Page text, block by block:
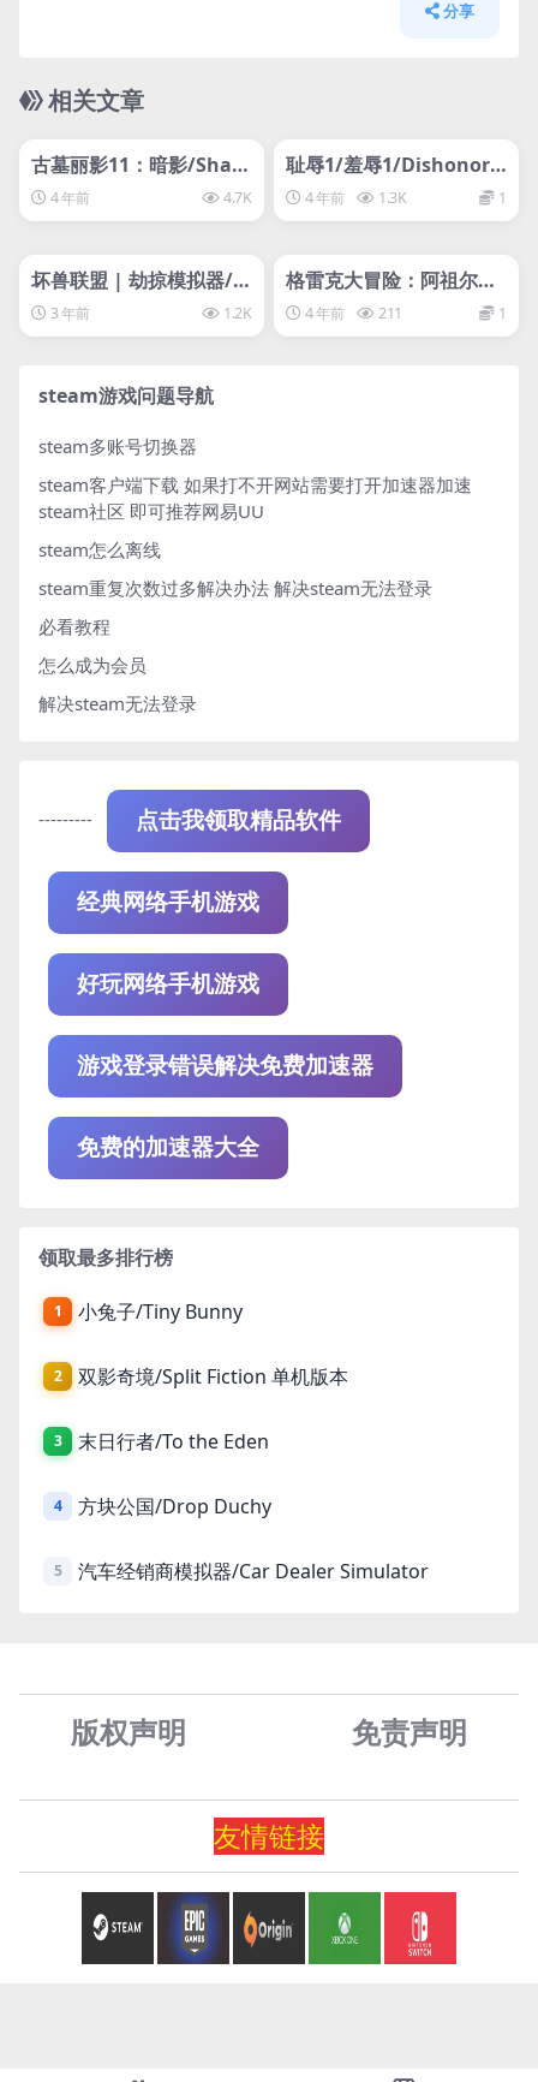
分享
相关文章
svip专属
古墓丽影11：暗影/Shad
ow of the Tomb Raider
古墓丽影暗影
4 年前 4.7K
耻辱1/羞辱1/Dishonore
d 4 年前 1.3K 1
svip专属
坏兽联盟 | 劫掠模拟器/Fi
lthy Animals | Heist Si
mulator Playtest
3 年前 1.2K
svip专属
格雷克大冒险：阿祖尔的
回忆/Greak: Memories
of Azur
4 年前 211 1
steam游戏问题导航
steam多账号切换器
steam客户端下载 如果打不开网站需要打开加速器加速
steam社区 即可推荐网易UU
steam怎么离线
steam重复次数过多解决办法 解决steam无法登录
必看教程
怎么成为会员
解决steam无法登录
--------- 点击我领取精品软件
经典网络手机游戏
好玩网络手机游戏
游戏登录错误解决免费加速器
免费的加速器大全
领取最多排行榜
1 小兔子/Tiny Bunny
2 双影奇境/Split Fiction 单机版本
3 末日行者/To the Eden
4 方块公国/Drop Duchy
5 汽车经销商模拟器/Car Dealer Simulator
版权声明 免责声明
友情链接